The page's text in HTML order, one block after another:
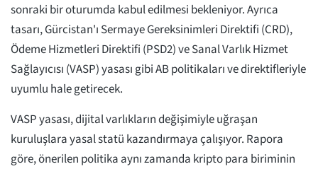
sonraki bir oturumda kabul edilmesi bekleniyor. Ayrıca
tasarı, Gürcistan'ı Sermaye Gereksinimleri Direktifi (CRD),
Ödeme Hizmetleri Direktifi (PSD2) ve Sanal Varlık Hizmet
Sağlayıcısı (VASP) yasası gibi AB politikaları ve direktifleriyle
uyumlu hale getirecek.
VASP yasası, dijital varlıkların değişimiyle uğraşan
kuruluşlara yasal statü kazandırmaya çalışıyor. Rapora
göre, önerilen politika aynı zamanda kripto para biriminin